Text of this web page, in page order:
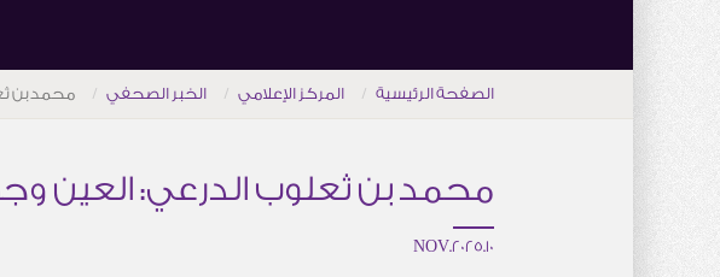
الصفحة الرئيسية المركز الإعلامي الخبر الصحفي محمد بن
محمد بن ثعلوب الدرعي: العين
10.NOV.2025